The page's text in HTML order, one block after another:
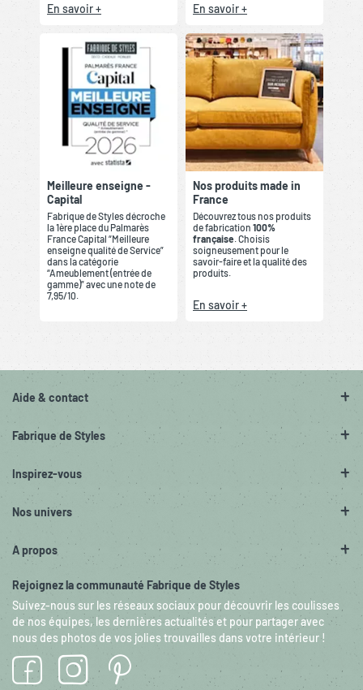
En savoir + En savoir +
Meilleure enseigne -
Capital
Fabrique de Styles décroche
la 1ère place du Palmarès
France Capital “Meilleure
enseigne qualité de Service”
dans la catégorie
“Ameublement (entrée de
gamme)” avec une note de
7,95/10.
Nos produits made in
France
Découvrez tous nos produits
de fabrication 100%
française . Choisis
soigneusement pour le
savoir-faire et la qualité des
produits.
En savoir +
Aide & contact
Fabrique de Styles
Inspirez-vous
Nos univers
A propos
Rejoignez la communauté Fabrique de Styles
Suivez-nous sur les réseaux sociaux pour découvrir les coulisses
de nos équipes, les dernières actualités et pour partager avec
nous des photos de vos jolies trouvailles dans votre intérieur !